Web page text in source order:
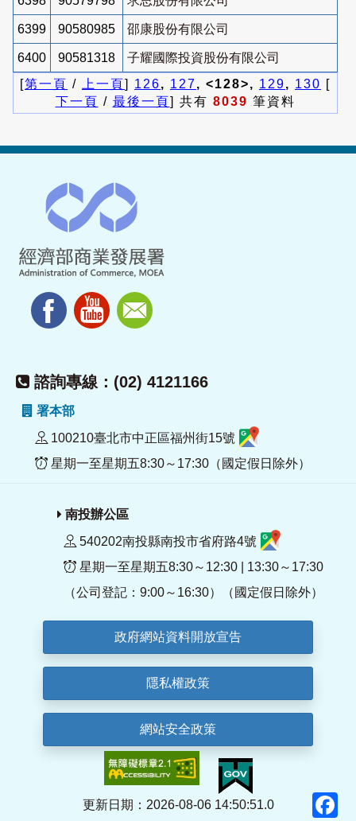
6399 90580985 邵康股份有限公司
6400 90581318
子耀國際投資股份有限公司
[第一頁 / 上一頁] 126, 127, <128>, 129, 130 [
下一頁 / 最後一頁] 共有 8039 筆資料
諮詢專線：(02) 4121166
署本部
100210臺北市中正區福州街15號
星期一至星期五8:30～17:30（國定假日除外）
南投辦公區
540202南投縣南投市省府路4號
星期一至星期五8:30～12:30 | 13:30～17:30
（公司登記：9:00～16:30）（國定假日除外）
政府網站資料開放宣告
隱私權政策
網站安全政策
更新日期：2026-08-06 14:50:51.0